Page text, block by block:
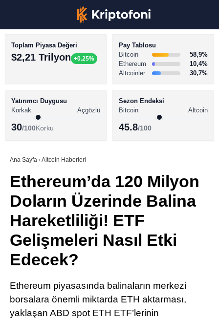
Youtube
TikTok
Telegram
BİTCOİN HABERLERİ
ALTCOİN HABERLERİ
SÖZLÜK
Toplam Piyasa Değeri
$2,21 Trilyon +0.25%
Pay Tablosu
Bitcoin
58,9%
Ethereum
10,4%
Altcoinler
30,7%
Yatırımcı Duygusu
Korkak
Açgözlü
30/100Korku
Sezon Endeksi
Bitcoin
Altcoin
45.8/100
Ana Sayfa ›Altcoin Haberleri
Ethereum’da 120 Milyon
Doların Üzerinde Balina
Hareketliliği! ETF
Gelişmeleri Nasıl Etki
Edecek?
Ethereum piyasasında balinaların merkezi
borsalara önemli miktarda ETH aktarması,
yaklaşan ABD spot ETH ETF’lerinin